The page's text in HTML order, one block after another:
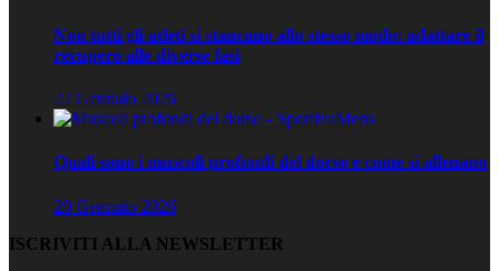
Non tutti gli atleti si stancano allo stesso modo: adattare il
recupero alle diverse fasi
22 Gennaio 2026
Quali sono i muscoli profondi del dorso e come si allenano
20 Gennaio 2026
ISCRIVITI ALLA NEWSLETTER